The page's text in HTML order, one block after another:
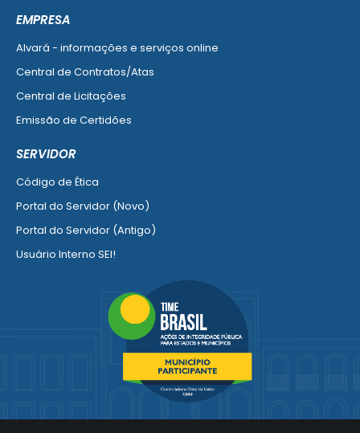
EMPRESA
Alvará - informações e serviços online
Central de Contratos/Atas
Central de Licitações
Emissão de Certidões
SERVIDOR
Código de Ética
Portal do Servidor (Novo)
Portal do Servidor (Antigo)
Usuário Interno SEI!
Portal do Segurado
Manual de Gestão Patrimonial
Ver mais serviços para o Servidor